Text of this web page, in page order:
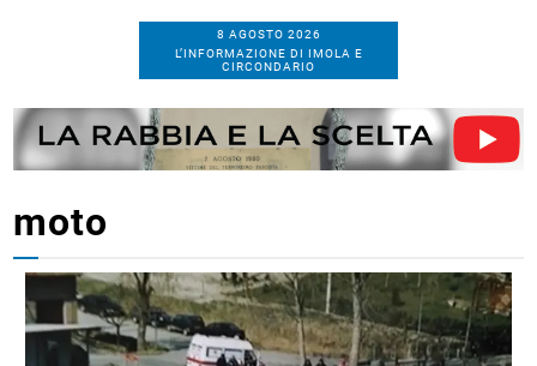
8 AGOSTO 2026
L’INFORMAZIONE DI IMOLA E
CIRCONDARIO
moto